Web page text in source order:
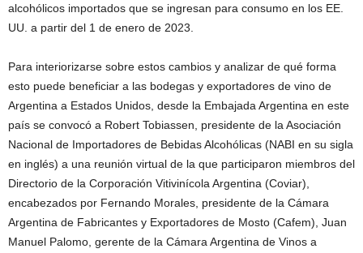
alcohólicos importados que se ingresan para consumo en los EE.
UU. a partir del 1 de enero de 2023.
Para interiorizarse sobre estos cambios y analizar de qué forma
esto puede beneficiar a las bodegas y exportadores de vino de
Argentina a Estados Unidos, desde la Embajada Argentina en este
país se convocó a Robert Tobiassen, presidente de la Asociación
Nacional de Importadores de Bebidas Alcohólicas (NABI en su sigla
en inglés) a una reunión virtual de la que participaron miembros del
Directorio de la Corporación Vitivinícola Argentina (Coviar),
encabezados por Fernando Morales, presidente de la Cámara
Argentina de Fabricantes y Exportadores de Mosto (Cafem), Juan
Manuel Palomo, gerente de la Cámara Argentina de Vinos a